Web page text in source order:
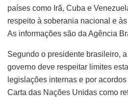
países como Irã, Cuba e
respeito à soberania nacional e
As informações são da Agência
Segundo o presidente brasileiro,
governo deve respeitar limites
legislações internas e por
Carta das Nações Unidas como